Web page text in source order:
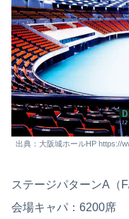
出典：大阪城ホールHP https://
ステージパターンA（
会場キャパ：6200席